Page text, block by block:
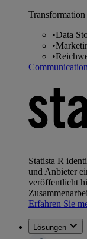
•Data
•
•
Statista R
und Anbieter
veröffentlicht
Erfahren Sie
Lösungen